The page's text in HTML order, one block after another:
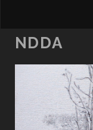
NDDA
NDDA
Posts